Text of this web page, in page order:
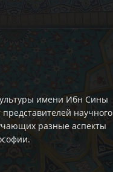
имени Ибн Сины
научного
разные аспекты